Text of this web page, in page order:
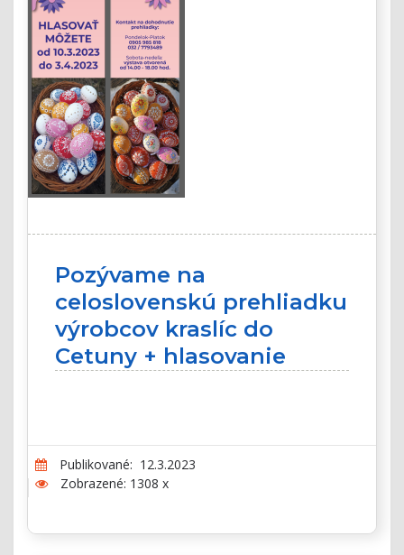
Pozývame na
celoslovenskú prehliadku
výrobcov kraslíc do
Cetuny + hlasovanie
Publikované: 12.3.2023
Zobrazené: 1308 x